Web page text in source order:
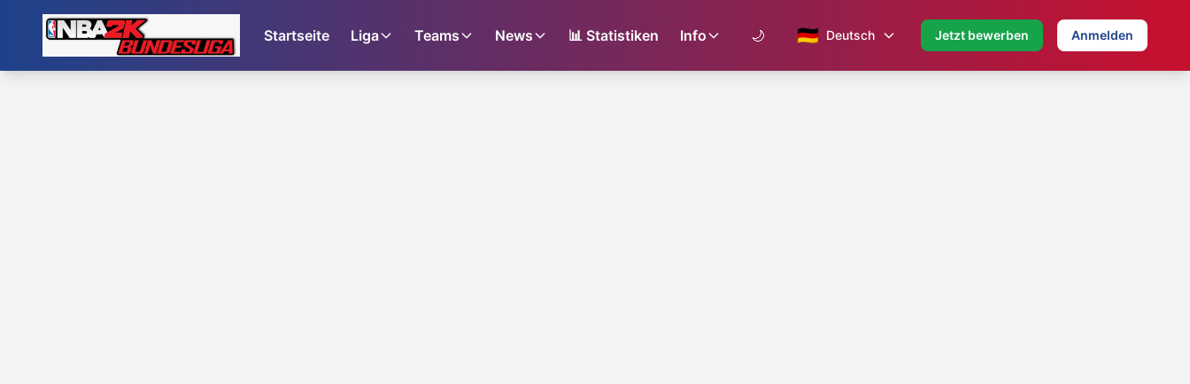
Startseite Liga Teams News 📊 Statistiken Info 🌙 🇩🇪 Deutsch Jetzt bewerben Anmelden